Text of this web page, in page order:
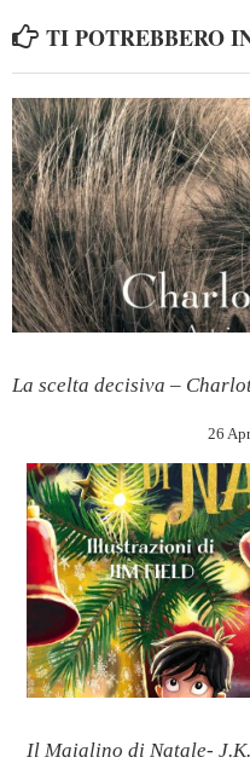
TI POTREBBERO
La scelta decisiva –
26
Il Maialino di Natale-